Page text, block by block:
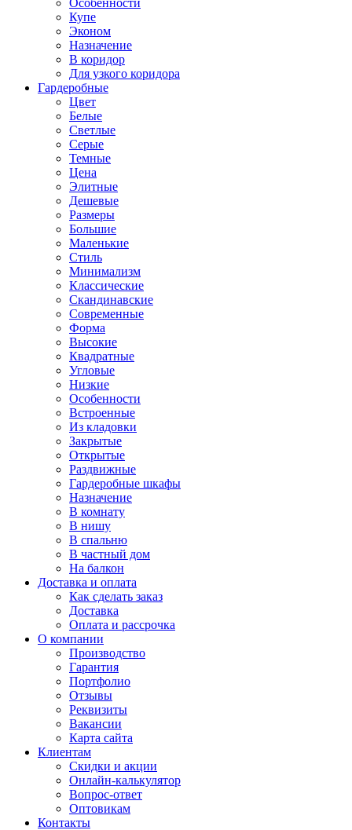
Особенности
Купе
Эконом
Назначение
В коридор
Для узкого коридора
Гардеробные
Цвет
Белые
Светлые
Серые
Темные
Цена
Элитные
Дешевые
Размеры
Большие
Маленькие
Стиль
Минимализм
Классические
Скандинавские
Современные
Форма
Высокие
Квадратные
Угловые
Низкие
Особенности
Встроенные
Из кладовки
Закрытые
Открытые
Раздвижные
Гардеробные шкафы
Назначение
В комнату
В нишу
В спальню
В частный дом
На балкон
Доставка и оплата
Как сделать заказ
Доставка
Оплата и рассрочка
О компании
Производство
Гарантия
Портфолио
Отзывы
Реквизиты
Вакансии
Карта сайта
Клиентам
Скидки и акции
Онлайн-калькулятор
Вопрос-ответ
Оптовикам
Контакты